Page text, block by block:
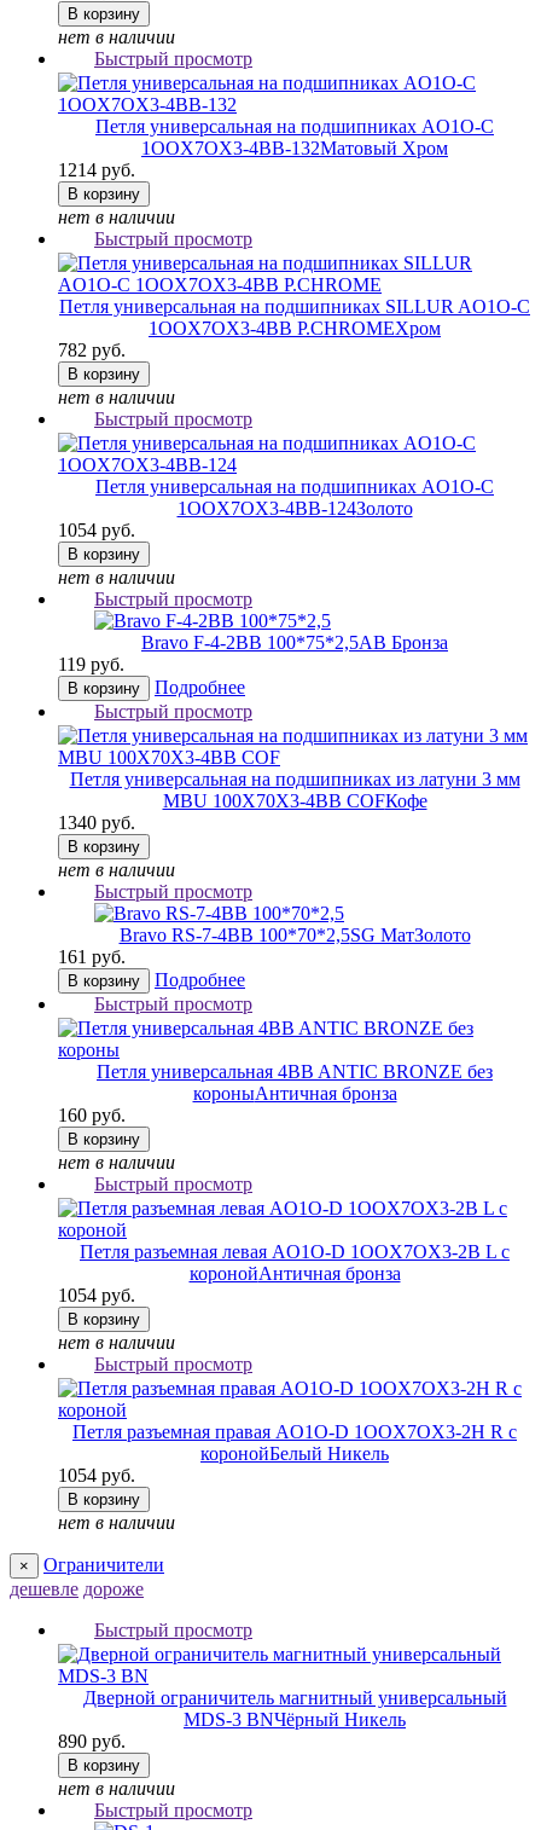
В корзину
нет в наличии
Быстрый просмотр
Петля универсальная на подшипниках AO1O-C
1OOX7OX3-4BB-132Матовый Хром
1214 руб.
В корзину
нет в наличии
Быстрый просмотр
Петля универсальная на подшипниках SILLUR AO1O-C
1OOX7OX3-4BB P.CHROMEХром
782 руб.
В корзину
нет в наличии
Быстрый просмотр
Петля универсальная на подшипниках AO1O-C
1OOX7OX3-4BB-124Золото
1054 руб.
В корзину
нет в наличии
Быстрый просмотр
Bravo F-4-2BB 100*75*2,5AB Бронза
119 руб.
В корзину
Подробнее
Быстрый просмотр
Петля универсальная на подшипниках из латуни 3 мм
MBU 100X70X3-4BB COFКофе
1340 руб.
В корзину
нет в наличии
Быстрый просмотр
Bravo RS-7-4BB 100*70*2,5SG МатЗолото
161 руб.
В корзину
Подробнее
Быстрый просмотр
Петля универсальная 4BB ANTIC BRONZE без
короныАнтичная бронза
160 руб.
В корзину
нет в наличии
Быстрый просмотр
Петля разъемная левая AO1O-D 1OOX7OX3-2B L с
коронойАнтичная бронза
1054 руб.
В корзину
нет в наличии
Быстрый просмотр
Петля разъемная правая AO1O-D 1OOX7OX3-2H R с
коронойБелый Никель
1054 руб.
В корзину
нет в наличии
×
Ограничители
дешевле дороже
Быстрый просмотр
Дверной ограничитель магнитный универсальный
MDS-3 BNЧёрный Никель
890 руб.
В корзину
нет в наличии
Быстрый просмотр